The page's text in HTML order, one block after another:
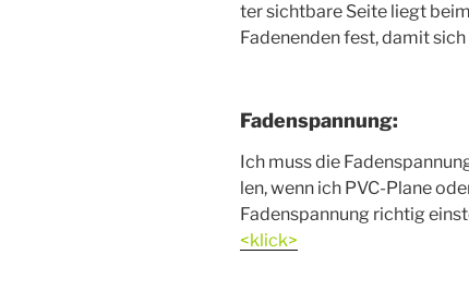
ter sicht­ba­re Sei­te liegt
Faden­en­den fest, damit
Fadenspannung:
Ich muss die
len, wenn ich PVC-Pla­ne
Faden­span­nung rich­tig
<klick>